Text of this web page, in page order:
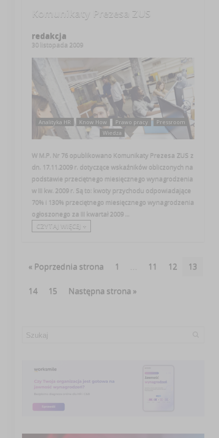
Komunikaty Prezesa ZUS
redakcja
30 listopada 2009
Analityka HR Know How Prawo pracy
Pressroom
Wiedza
W M.P. Nr 76 opublikowano Komunikaty Prezesa ZUS z
dn. 17.11.2009 r. dotyczące wskaźników obliczonych na
podstawie przeciętnego miesięcznego wynagrodzenia
w III kw. 2009 r. Są to: kwoty przychodu odpowiadające
70% i 130% przeciętnego miesięcznego wynagrodzenia
ogłoszonego za III kwartał 2009 ...
CZYTAJ WIĘCEJ +
« Poprzednia strona 1 11 12 13
14 15 Następna strona »